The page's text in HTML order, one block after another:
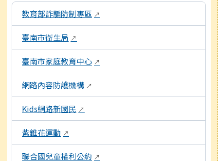
本區域包含外部學習資源連結，點擊後皆會另開視窗。
教育部詐騙防制專區 ↗
臺南市衛生局 ↗
臺南市家庭教育中心 ↗
網路內容防護機構 ↗
Kids網路新國民 ↗
紫錐花運動 ↗
聯合國兒童權利公約 ↗